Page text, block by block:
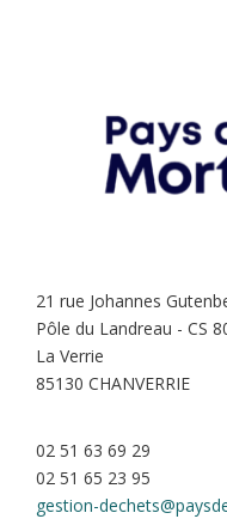
21 rue Johannes
Pôle du Landreau - CS
La Verrie
85130 CHANVERRIE
02 51 63 69 29
02 51 65 23 95
gestion-